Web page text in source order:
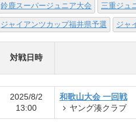
鈴鹿スーパージュニア大会 三重ジュ
ジャイアンツカップ福井県予選 ジャ
対戦日時
2025/8/2
13:00
和歌山大会 一回戦
ヤング湊クラブ